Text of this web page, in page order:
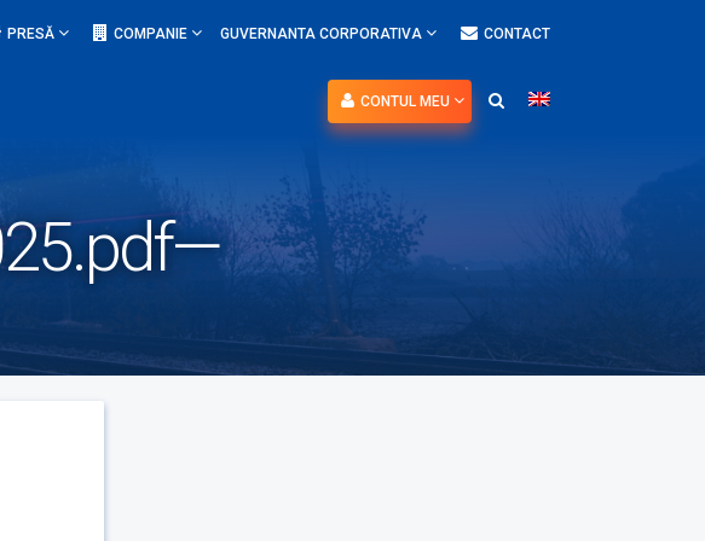
PRESĂ COMPANIE GUVERNANTA CORPORATIVA CONTACT
CONTUL MEU